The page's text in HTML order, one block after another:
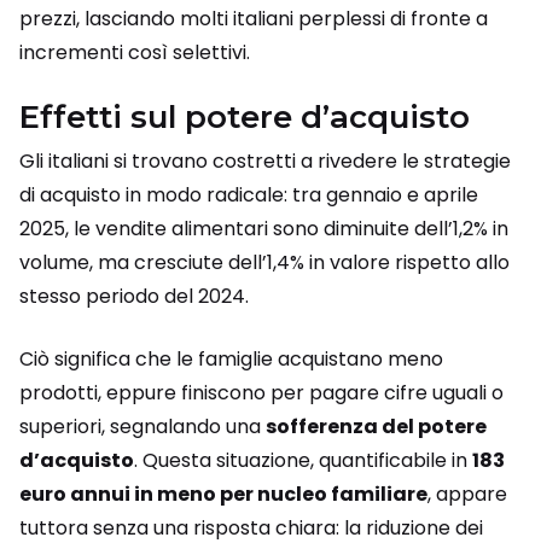
prezzi, lasciando molti italiani perplessi di fronte a
incrementi così selettivi.
Effetti sul potere d’acquisto
Gli italiani si trovano costretti a rivedere le strategie
di acquisto in modo radicale: tra gennaio e aprile
2025, le vendite alimentari sono diminuite dell’1,2% in
volume, ma cresciute dell’1,4% in valore rispetto allo
stesso periodo del 2024.
Ciò significa che le famiglie acquistano meno
prodotti, eppure finiscono per pagare cifre uguali o
superiori, segnalando unasofferenza del potere
d’acquisto. Questa situazione, quantificabile in183
euro annui in meno per nucleo familiare, appare
tuttora senza una risposta chiara: la riduzione dei